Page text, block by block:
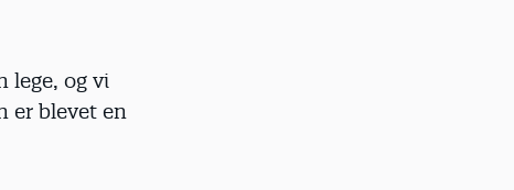
lege, og vi
er blevet en